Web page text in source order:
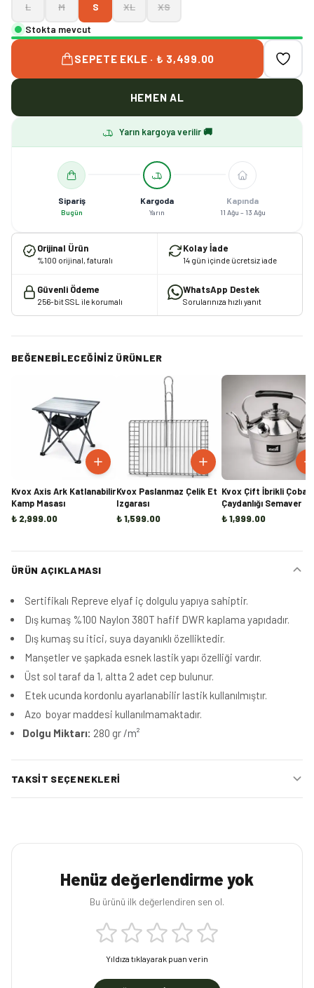
L M S XL
XS
Stokta mevcut
SEPETE EKLE · ₺ 3,499.00
HEMEN AL
Yarın kargoya verilir 🚚
Sipariş
Bugün
Kargoda
Yarın
Kapında
11 Ağu – 13 Ağu
Orijinal Ürün
%100 orijinal, faturalı
Kolay İade
14 gün içinde ücretsiz iade
Güvenli Ödeme
256-bit SSL ile korumalı
WhatsApp Destek
Sorularınıza hızlı yanıt
BEĞENEBILECEĞINIZ ÜRÜNLER
Kvox Axis Ark Katlanabilir
Kamp Masası
₺ 2,999.00
Kvox Paslanmaz Çelik Et
Izgarası
₺ 1,599.00
Kvox Çift İbrikli Çoban
Çaydanlığı Semaver
₺ 1,999.00
ÜRÜN AÇIKLAMASI
Sertifikalı Repreve elyaf iç dolgulu yapıya sahiptir.
Dış kumaş %100 Naylon 380T hafif DWR kaplama yapıdadır.
Dış kumaş su itici, suya dayanıklı özelliktedir.
Manşetler ve şapkada esnek lastik yapı özelliği vardır.
Üst sol taraf da 1, altta 2 adet cep bulunur.
Etek ucunda kordonlu ayarlanabilir lastik kullanılmıştır.
Azo boyar maddesi kullanılmamaktadır.
Dolgu Miktarı: 280 gr /m²
TAKSIT SEÇENEKLERI
Henüz değerlendirme yok
Bu ürünü ilk değerlendiren sen ol.
Yıldıza tıklayarak puan verin